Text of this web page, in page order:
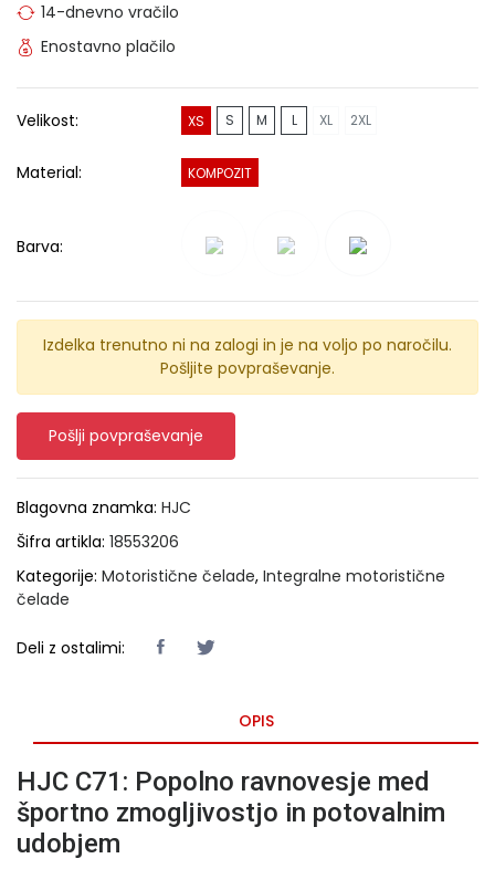
14-dnevno vračilo
Enostavno plačilo
Velikost: XS S M L XL 2XL
Material: KOMPOZIT
Barva:
Izdelka trenutno ni na zalogi in je na voljo po naročilu.
Pošljite povpraševanje.
Pošlji povpraševanje
Blagovna znamka: HJC
Šifra artikla: 18553206
Kategorije: Motoristične čelade, Integralne motoristične
čelade
Deli z ostalimi:
OPIS
HJC C71: Popolno ravnovesje med
športno zmogljivostjo in potovalnim
udobjem